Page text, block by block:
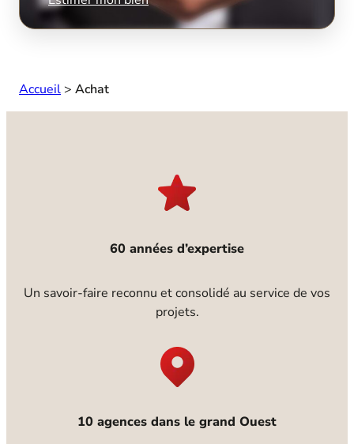
Accueil > Achat
60 années d’expertise
Un savoir-faire reconnu et consolidé au service de vos
projets.
10 agences dans le grand Ouest